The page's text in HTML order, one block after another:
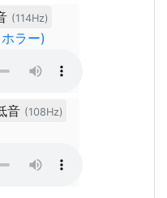
(114Hz)
ラー)
音 (108Hz)